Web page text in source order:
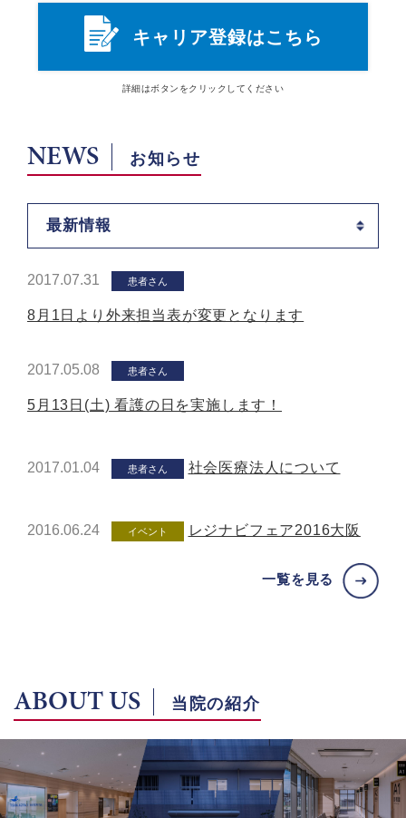
キャリア登録はこちら
詳細はボタン をクリックしてください
NEWS お知らせ
最新情報
2017.07.31 患者さん
8月1日より外来担当表が変更となります
2017.05.08 患者さん
5月13日(土) 看護の日を実施します！
2017.01.04 患者さん 社会医療法人について
2016.06.24 イベント レジナビフェア2016大阪
一覧を見る
ABOUT US 当院の紹介